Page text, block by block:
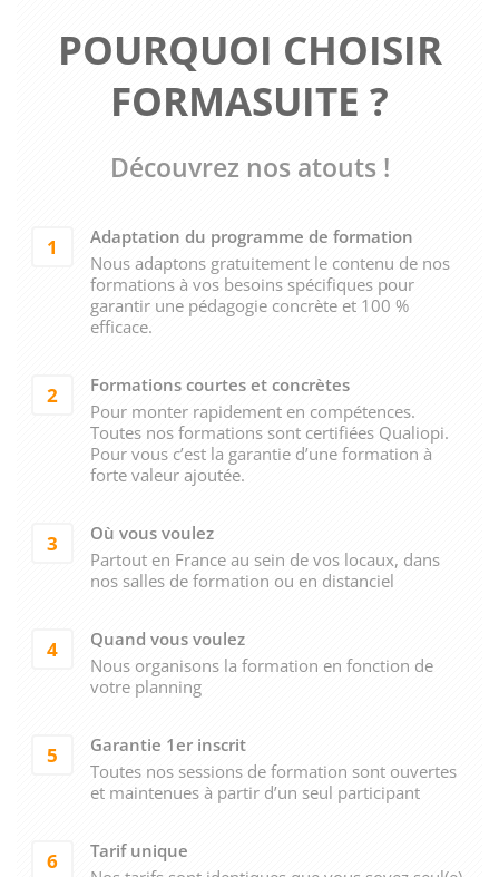
POURQUOI CHOISIR
FORMASUITE ?
Découvrez nos atouts !
1
Adaptation du programme de formation
Nous adaptons gratuitement le contenu de nos
formations à vos besoins spécifiques pour
garantir une pédagogie concrète et 100 %
efficace.
2
Formations courtes et concrètes
Pour monter rapidement en compétences.
Toutes nos formations sont certifiées Qualiopi.
Pour vous c’est la garantie d’une formation à
forte valeur ajoutée.
3
Où vous voulez
Partout en France au sein de vos locaux, dans
nos salles de formation ou en distanciel
4
Quand vous voulez
Nous organisons la formation en fonction de
votre planning
5
Garantie 1er inscrit
Toutes nos sessions de formation sont ouvertes
et maintenues à partir d’un seul participant
6
Tarif unique